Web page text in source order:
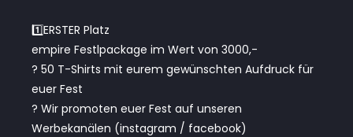
1️⃣ERSTER Platz
empire Festlpackage im Wert von 3000,-
? 50 T-Shirts mit eurem gewünschten Aufdruck für
euer Fest
? Wir promoten euer Fest auf unseren
Werbekanälen (instagram / facebook)